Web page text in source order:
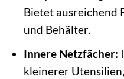
Bietet ausreichend
und Behälter.
Innere Netzfächer:
kleinerer